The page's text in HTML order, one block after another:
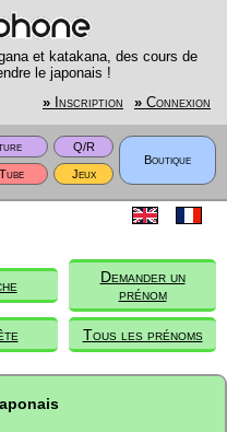
et katakana, des cours de
le japonais !
» Inscription » Connexion
Q/R
Boutique
Jeux
Demander un
prénom
Tous les prénoms